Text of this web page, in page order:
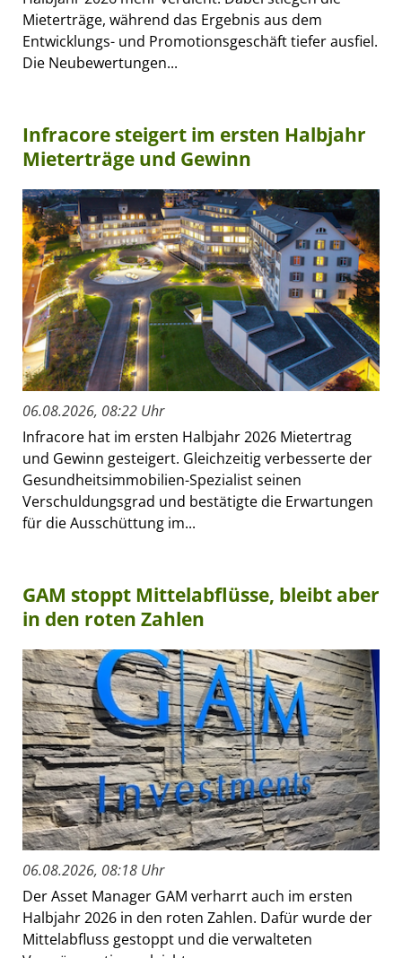
Mieterträge, während das Ergebnis aus dem
Entwicklungs- und Promotionsgeschäft tiefer ausfiel.
Die Neubewertungen...
Infracore steigert im ersten Halbjahr
Mieterträge und Gewinn
06.08.2026, 08:22 Uhr
Infracore hat im ersten Halbjahr 2026 Mietertrag
und Gewinn gesteigert. Gleichzeitig verbesserte der
Gesundheitsimmobilien-Spezialist seinen
Verschuldungsgrad und bestätigte die Erwartungen
für die Ausschüttung im...
GAM stoppt Mittelabflüsse, bleibt aber
in den roten Zahlen
06.08.2026, 08:18 Uhr
Der Asset Manager GAM verharrt auch im ersten
Halbjahr 2026 in den roten Zahlen. Dafür wurde der
Mittelabfluss gestoppt und die verwalteten